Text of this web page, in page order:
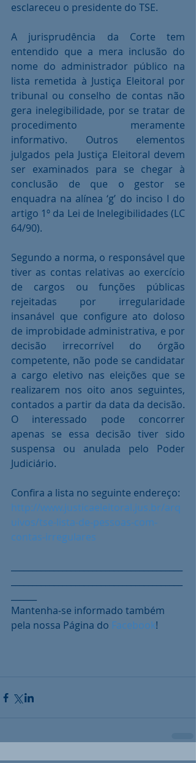
esclareceu o presidente do TSE.
A jurisprudência da Corte tem
entendido que a mera inclusão do
nome do administrador público na
lista remetida à Justiça Eleitoral por
tribunal ou conselho de contas não
gera inelegibilidade, por se tratar de
procedimento meramente
informativo. Outros elementos
julgados pela Justiça Eleitoral devem
ser examinados para se chegar à
conclusão de que o gestor se
enquadra na alínea ‘g’ do inciso I do
artigo 1º da Lei de Inelegibilidades (LC
64/90).
Segundo a norma, o responsável que
tiver as contas relativas ao exercício
de cargos ou funções públicas
rejeitadas por irregularidade
insanável que configure ato doloso
de improbidade administrativa, e por
decisão irrecorrível do órgão
competente, não pode se candidatar
a cargo eletivo nas eleições que se
realizarem nos oito anos seguintes,
contados a partir da data da decisão.
O interessado pode concorrer
apenas se essa decisão tiver sido
suspensa ou anulada pelo Poder
Judiciário.
Confira a lista no seguinte endereço:
http://www.justicaeleitoral.jus.br/arq
uivos/tse-lista-de-pessoas-com-
contas-irregulares
Mantenha-se informado também
pela nossa Página do Facebook!